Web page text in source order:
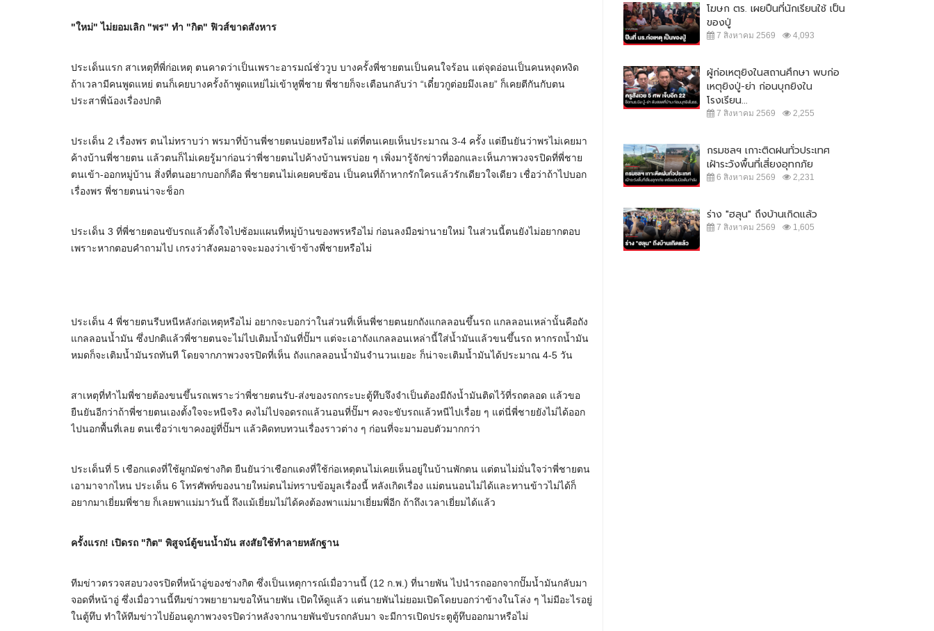
"ใหม่" ไม่ยอมเลิก "พร" ทำ "กิต" ฟิวส์ขาดสังหาร
ประเด็นแรก สาเหตุที่พี่ก่อเหตุ ตนคาดว่าเป็นเพราะอารมณ์ชั่ววูบ บางครั้งพี่ชายตนเป็นคนใจร้อน แต่จุดอ่อนเป็นคนหงุดหงิด
ถ้าเวลามีคนพูดแหย่ ตนก็เคยบางครั้งถ้าพูดแหย่ไม่เข้าหูพี่ชาย พี่ชายก็จะเตือนกลับว่า “เดี๋ยวกูต่อยมึงเลย” ก็เคยตีกันกับตน
ประสาพี่น้องเรื่องปกติ
ประเด็น 2 เรื่องพร ตนไม่ทราบว่า พรมาที่บ้านพี่ชายตนบ่อยหรือไม่ แต่ที่ตนเคยเห็นประมาณ 3-4 ครั้ง แต่ยืนยันว่าพรไม่เคยมา
ค้างบ้านพี่ชายตน แล้วตนก็ไม่เคยรู้มาก่อนว่าพี่ชายตนไปค้างบ้านพรบ่อย ๆ เพิ่งมารู้จักข่าวที่ออกและเห็นภาพวงจรปิดที่พี่ชาย
ตนเข้า-ออกหมู่บ้าน สิ่งที่ตนอยากบอกก็คือ พี่ชายตนไม่เคยคบซ้อน เป็นคนที่ถ้าหากรักใครแล้วรักเดียวใจเดียว เชื่อว่าถ้าไปบอก
เรื่องพร พี่ชายตนน่าจะช็อก
ประเด็น 3 ที่พี่ชายตอนขับรถแล้วตั้งใจไปซ้อมแผนที่หมู่บ้านของพรหรือไม่ ก่อนลงมือฆ่านายใหม่ ในส่วนนี้ตนยังไม่อยากตอบ
เพราะหากตอบคำถามไป เกรงว่าสังคมอาจจะมองว่าเข้าข้างพี่ชายหรือไม่
ประเด็น 4 พี่ชายตนรีบหนีหลังก่อเหตุหรือไม่ อยากจะบอกว่าในส่วนที่เห็นพี่ชายตนยกถังแกลลอนขึ้นรถ แกลลอนเหล่านั้นคือถัง
แกลลอนน้ำมัน ซึ่งปกติแล้วพี่ชายตนจะไม่ไปเติมน้ำมันที่ปั๊มฯ แต่จะเอาถังแกลลอนเหล่านี้ใส่น้ำมันแล้วขนขึ้นรถ หากรถน้ำมัน
หมดก็จะเติมน้ำมันรถทันที โดยจากภาพวงจรปิดที่เห็น ถังแกลลอนน้ำมันจำนวนเยอะ ก็น่าจะเติมน้ำมันได้ประมาณ 4-5 วัน
สาเหตุที่ทำไมพี่ชายต้องขนขึ้นรถเพราะว่าพี่ชายตนรับ-ส่งของรถกระบะตู้ทึบจึงจำเป็นต้องมีถังน้ำมันติดไว้ที่รถตลอด แล้วขอ
ยืนยันอีกว่าถ้าพี่ชายตนเองตั้งใจจะหนีจริง คงไม่ไปจอดรถแล้วนอนที่ปั๊มฯ คงจะขับรถแล้วหนีไปเรื่อย ๆ แต่นี่พี่ชายยังไม่ได้ออก
ไปนอกพื้นที่เลย ตนเชื่อว่าเขาคงอยู่ที่ปั๊มฯ แล้วคิดทบทวนเรื่องราวต่าง ๆ ก่อนที่จะมามอบตัวมากกว่า
ประเด็นที่ 5 เชือกแดงที่ใช้ผูกมัดช่างกิต ยืนยันว่าเชือกแดงที่ใช้ก่อเหตุตนไม่เคยเห็นอยู่ในบ้านพักตน แต่ตนไม่มั่นใจว่าพี่ชายตน
เอามาจากไหน ประเด็น 6 โทรศัพท์ของนายใหม่ตนไม่ทราบข้อมูลเรื่องนี้ หลังเกิดเรื่อง แม่ตนนอนไม่ได้และทานข้าวไม่ได้ก็
อยากมาเยี่ยมพี่ชาย ก็เลยพาแม่มาวันนี้ ถึงแม้เยี่ยมไม่ได้คงต้องพาแม่มาเยี่ยมพี่อีก ถ้าถึงเวลาเยี่ยมได้แล้ว
ครั้งแรก! เปิดรถ "กิต" พิสูจน์ตู้ขนน้ำมัน สงสัยใช้ทำลายหลักฐาน
ทีมข่าวตรวจสอบวงจรปิดที่หน้าอู่ของช่างกิต ซึ่งเป็นเหตุการณ์เมื่อวานนี้ (12 ก.พ.) ที่นายพัน ไปนำรถออกจากปั๊มน้ำมันกลับมา
จอดที่หน้าอู่ ซึ่งเมื่อวานนี้ทีมข่าวพยายามขอให้นายพัน เปิดให้ดูแล้ว แต่นายพันไม่ยอมเปิดโดยบอกว่าข้างในโล่ง ๆ ไม่มีอะไรอยู่
ในตู้ทึบ ทำให้ทีมข่าวไปย้อนดูภาพวงจรปิดว่าหลังจากนายพันขับรถกลับมา จะมีการเปิดประตูตู้ทึบออกมาหรือไม่
โฆษก ตร. เผยปืนที่นักเรียนใช้ เป็น
ของปู่
7 สิงหาคม 2569 4,093
ผู้ก่อเหตุยิงในสถานศึกษา พบก่อ
เหตุยิงปู่-ย่า ก่อนบุกยิงใน
โรงเรียน...
7 สิงหาคม 2569 2,255
กรมชลฯ เกาะติดฝนทั่วประเทศ
เฝ้าระวังพื้นที่เสี่ยงอุทกภัย
6 สิงหาคม 2569 2,231
ร่าง "ฮลุน" ถึงบ้านเกิดแล้ว
7 สิงหาคม 2569 1,605